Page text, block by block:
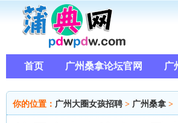
首页 广州桑拿论坛官网 广
你的位置： 广州大圈女孩招聘 > 广州桑拿 >